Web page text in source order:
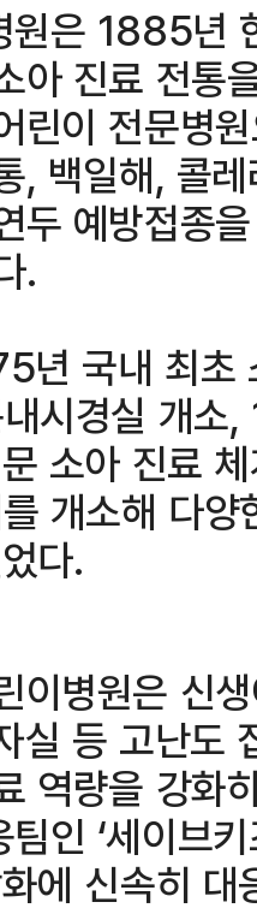
원은 1885년
아 진료 전
린이 전문병
, 백일해, 콜
두 예방접종
.
년 국내 최초
시경실 개소
소아 진료
개소해 다
다.
이병원은 신
실 등 고난도
역량을 강화
인 ‘세이브
에 신속히